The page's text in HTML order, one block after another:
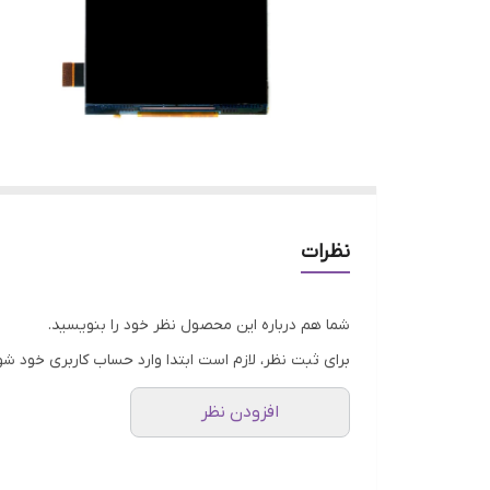
نظرات
شما هم درباره این محصول نظر خود را بنویسید.
برای ثبت نظر، لازم است ابتدا وارد حساب کاربری خود
افزودن نظر